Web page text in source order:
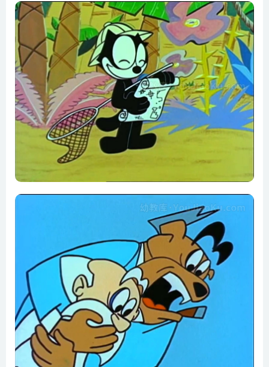
20. 菲力猫拯救大象
21. 菲力猫恶搞教授
22. 菲力猫和洛克参加滑雪比赛
23. 会吐金币的鲸鱼
24. 菲力猫粉碎教授阴谋
25. 洛克偷名画被抓
26. 教授的最强发明